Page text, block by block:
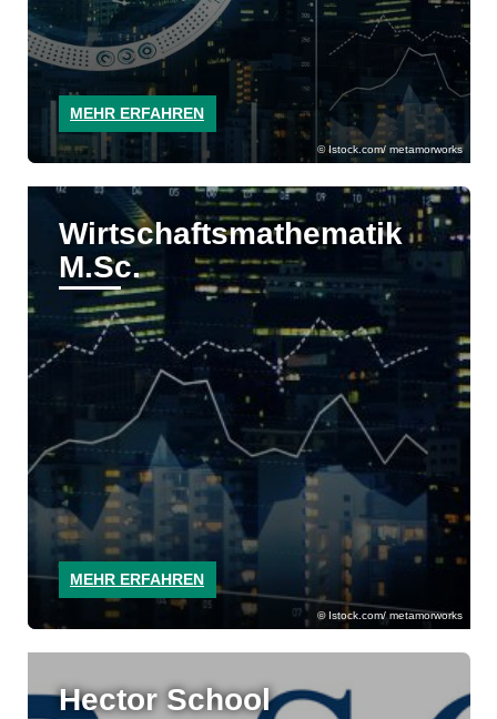
Istock.com/ metamorworks
MEHR ERFAHREN
Istock.com/ metamorworks
Wirtschaftsmathematik
M.Sc.
MEHR ERFAHREN
Hector School